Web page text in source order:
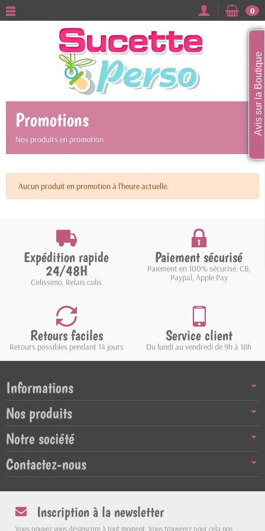
0
Promotions
Nos produits en promotion
Aucun produit en promotion à l'heure actuelle.
Expédition rapide
24/48H
Colissimo, Relais colis
Paiement sécurisé
Paiement en 100% sécurisé: CB,
Paypal, Apple Pay
Retours faciles
Retours possibles pendant 14 jours
Service client
Du lundi au vendredi de 9h à 18h
Informations
Nos produits
Notre société
Contactez-nous
Avis sur la Boutique
Inscription à la newsletter
Vous pouvez vous désinscrire à tout moment. Vous trouverez pour cela nos